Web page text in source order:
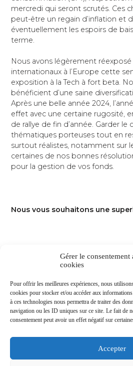
Gérer le consentement
cookies
Pour offrir les meilleures expériences, nous
cookies pour stocker et/ou accéder aux
à ces technologies nous permettra de traiter des
navigation ou les ID uniques sur ce site. Le fait de
consentement peut avoir un effet négatif sur
Accepter
mercredi qui seront scrutés. Ces
peut-être un regain d’inflation et
éventuellement les espoirs de
terme.
Nous avons légèrement
internationaux à l’Europe cette
exposition à la Tech à fort beta.
bénéficient d’une saine
Après une belle année 2024,
effet avec une certaine rugosité,
de rallye de fin d’année. Garder le
thématiques porteuses tout en
surtout réalistes, notamment sur
certaines de nos bonnes
pour la gestion de vos fonds.
Nous vous souhaitons une
MENTIONS
DIRECTIVE